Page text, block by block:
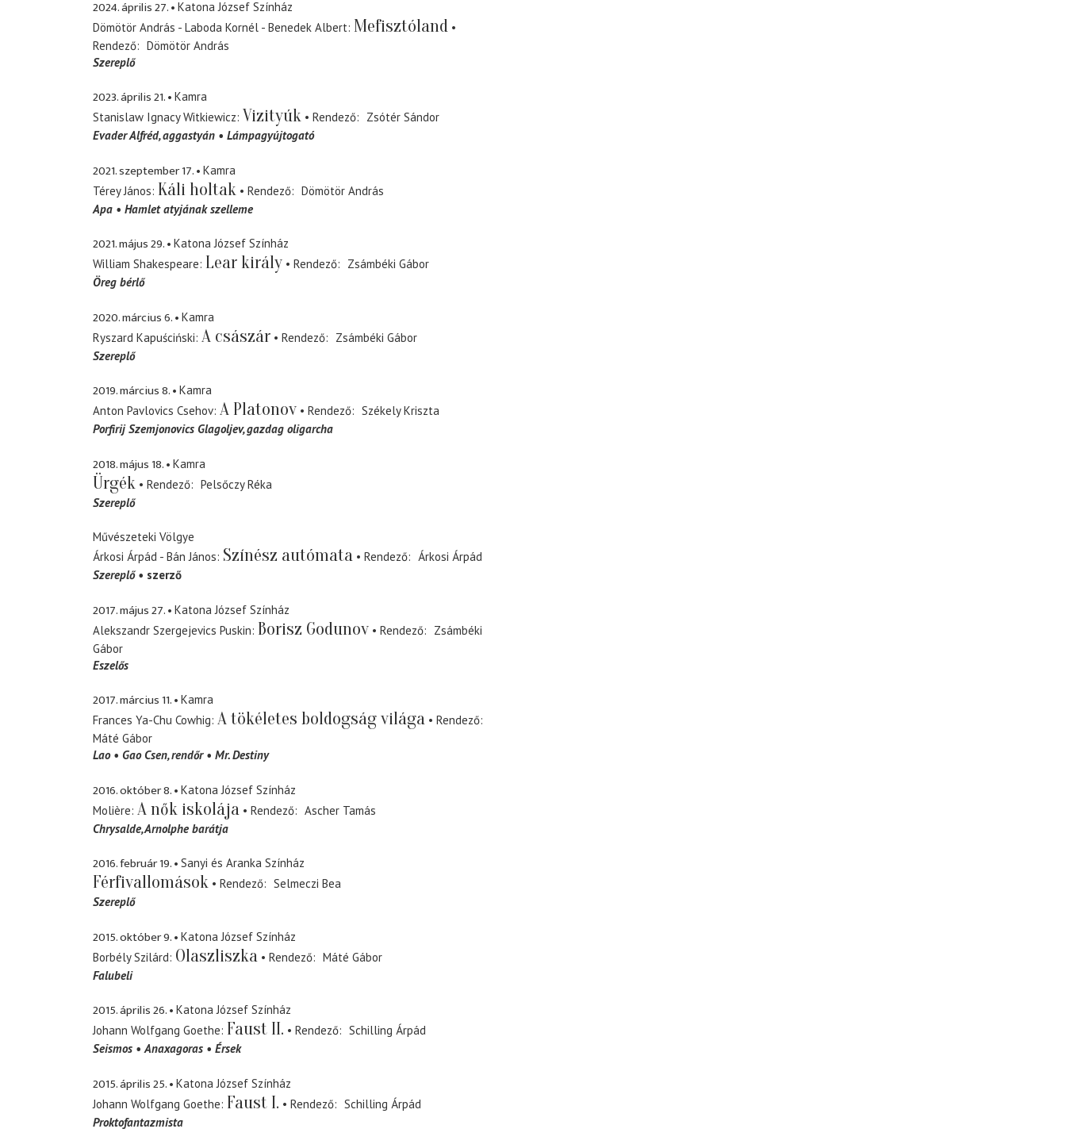
2024. április 27.
Katona József Színház
Dömötör András - Laboda Kornél - Benedek Albert Mefisztóland
Rendező
Dömötör András
Szereplő
2023. április 21.
Kamra
Stanislaw Ignacy Witkiewicz Vizityúk Rendező
Zsótér Sándor
Evader Alfréd aggastyán Lámpagyújtogató
2021. szeptember 17.
Kamra
Térey János Káli holtak Rendező
Dömötör András
Apa
Hamlet atyjának szelleme
2021. május 29.
Katona József Színház
William Shakespeare Lear király Rendező
Zsámbéki Gábor
Öreg bérlő
2020. március 6.
Kamra
Ryszard Kapuściński A császár Rendező
Zsámbéki Gábor
Szereplő
2019. március 8.
Kamra
Anton Pavlovics Csehov A Platonov Rendező
Székely Kriszta
Porfirij Szemjonovics Glagoljev gazdag oligarcha
2018. május 18. Kamra
Ürgék Rendező
Pelsőczy Réka
Szereplő
Művészeteki Völgye
Árkosi Árpád - Bán János Színész autómata Rendező
Árkosi Árpád
Szereplő
szerző
2017. május 27.
Katona József Színház
Alekszandr Szergejevics Puskin Borisz Godunov Rendező
Zsámbéki
Gábor
Eszelős
2017. március 11.
Kamra
Frances Ya-Chu Cowhig A tökéletes boldogság világa
Rendező
Máté Gábor
Lao
Gao Csen rendőr Mr. Destiny
2016. október 8.
Katona József Színház
Molière A nők iskolája Rendező
Ascher Tamás
Chrysalde Arnolphe barátja
2016. február 19. Sanyi és Aranka Színház
Férfivallomások Rendező
Selmeczi Bea
Szereplő
2015. október 9.
Katona József Színház
Borbély Szilárd Olaszliszka Rendező
Máté Gábor
Falubeli
2015. április 26.
Katona József Színház
Johann Wolfgang Goethe Faust II. Rendező
Schilling Árpád
Seismos
Anaxagoras Érsek
2015. április 25.
Katona József Színház
Johann Wolfgang Goethe Faust I. Rendező
Schilling Árpád
Proktofantazmista